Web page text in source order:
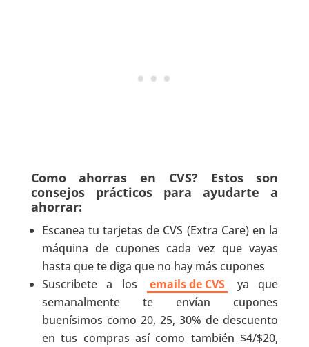
Como ahorras en CVS? Estos son
consejos prácticos para ayudarte a
ahorrar:
Escanea tu tarjetas de CVS (Extra Care) en la
máquina de cupones cada vez que vayas
hasta que te diga que no hay más cupones
Suscribete a los
emails de CVS
ya que
semanalmente te envían cupones
buenísimos como 20, 25, 30% de descuento
en tus compras así como también $4/$20,